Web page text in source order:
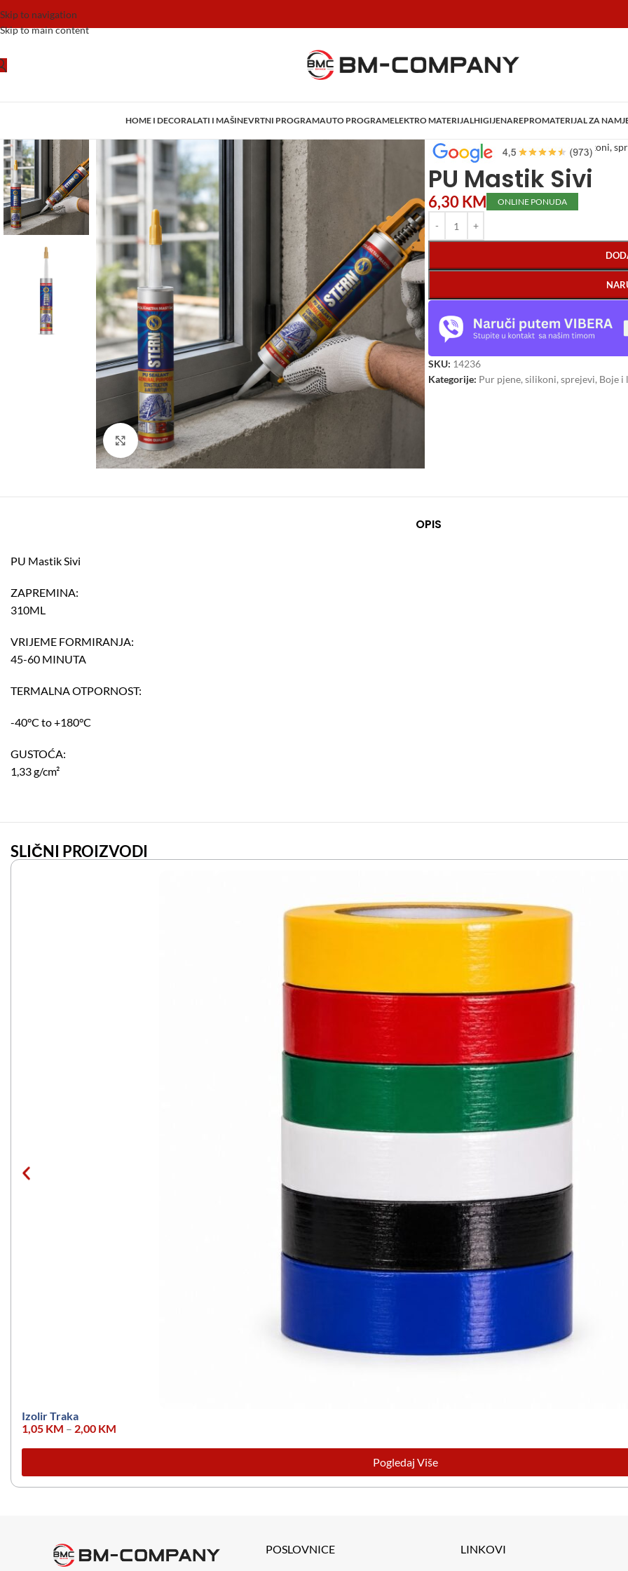
Skip to navigation
Skip to main content
HOME I DECORALATI I MAŠINEVRTNI PROGRAMAUTO PROGRAMELEKTRO MATERIJALHIGIJENAREPROMATERIJAL ZA
Click to enlarge
Početna/Boje i lakovi /Pur pjene, silikoni,
PU Mastik Sivi
6,30KM ONLINE PONUDA
SKU: 14236
Kategorije: Pur pjene, silikoni, sprejevi, Boje i
OPIS
PU Mastik Sivi
ZAPREMINA:
310ML
VRIJEME FORMIRANJA:
45-60 MINUTA
TERMALNA OTPORNOST:
-40°C to +180°C
GUSTOĆA:
1,33 g/cm²
SLIČNI PROIZVODI
Izolir Traka
1,05 KM – 2,00 KM
Pogledaj Više
POSLOVNICE LINKOVI